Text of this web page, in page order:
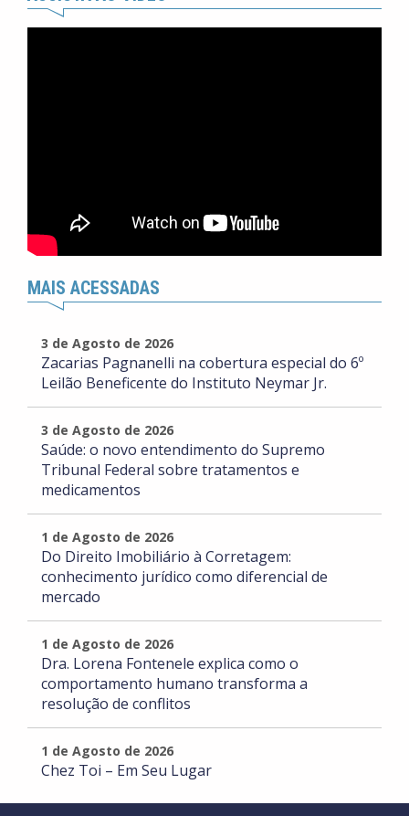
MAIS ACESSADAS
3 de Agosto de 2026
Zacarias Pagnanelli na cobertura especial do 6º
Leilão Beneficente do Instituto Neymar Jr.
3 de Agosto de 2026
Saúde: o novo entendimento do Supremo
Tribunal Federal sobre tratamentos e
medicamentos
1 de Agosto de 2026
Do Direito Imobiliário à Corretagem:
conhecimento jurídico como diferencial de
mercado
1 de Agosto de 2026
Dra. Lorena Fontenele explica como o
comportamento humano transforma a
resolução de conflitos
1 de Agosto de 2026
Chez Toi – Em Seu Lugar